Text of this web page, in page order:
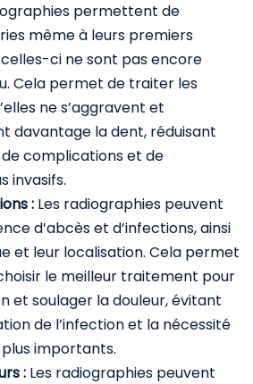
permettent de
même à leurs premiers
ci ne sont pas encore
Cela permet de traiter les
ne s’aggravent et
davantage la dent, réduisant
de complications et de
invasifs.
: Les radiographies peuvent
d’abcès et d’infections, ainsi
et leur localisation. Cela permet
le meilleur traitement pour
et soulager la douleur, évitant
de l’infection et la nécessité
importants.
: Les radiographies peuvent